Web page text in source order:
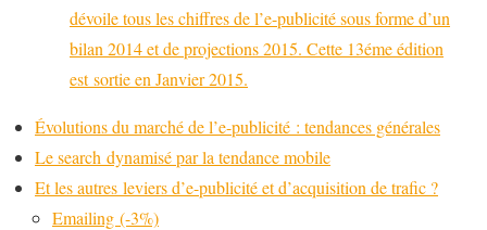
dévoile tous les chiffres de l’e-publicité sous forme d’un
bilan 2014 et de projections 2015. Cette 13éme édition
est sortie en Janvier 2015.
Évolutions du marché de l’e-publicité : tendances générales
Le search dynamisé par la tendance mobile
Et les autres leviers d’e-publicité et d’acquisition de trafic ?
Emailing (-3%)